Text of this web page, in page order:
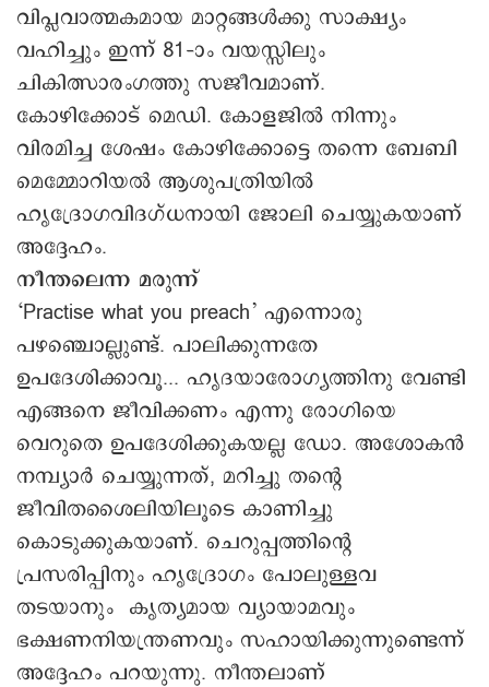
വിപ്ലവാത്മകമായ മാറ്റങ്ങൾക്കു സാക്ഷ്യം
വഹിച്ചും ഇന്ന് 81–ാം വയസ്സിലും
ചികിത്സാരംഗത്തു സജീവമാണ്.
കോഴിക്കോട് മെഡി. കോളജിൽ നിന്നും
വിരമിച്ച ശേഷം കോഴിക്കോട്ടെ തന്നെ ബേബി
മെമ്മോറിയൽ ആശുപത്രിയിൽ
ഹൃദ്രോഗവിദഗ്ധനായി ജോലി ചെയ്യുകയാണ്
അദ്ദേഹം.
നീന്തലെന്ന മരുന്ന്
‘Practise what you preach’ എന്നൊരു
പഴഞ്ചൊല്ലുണ്ട്. പാലിക്കുന്നതേ
ഉപദേശിക്കാവൂ... ഹൃദയാരോഗ്യത്തിനു വേണ്ടി
എങ്ങനെ ജീവിക്കണം എന്നു രോഗിയെ
വെറുതെ ഉപദേശിക്കുകയല്ല ഡോ. അശോകൻ
നമ്പ്യാർ ചെയ്യുന്നത്, മറിച്ചു തന്റെ
ജീവിതശൈലിയിലൂടെ കാണിച്ചു
കൊടുക്കുകയാണ്. ചെറുപ്പത്തിന്റെ
പ്രസരിപ്പിനും ഹൃദ്രോഗം പോലുള്ളവ
തടയാനും കൃത്യമായ വ്യായാമവും
ഭക്ഷണനിയന്ത്രണവും സഹായിക്കുന്നുണ്ടെന്ന്
അദ്ദേഹം പറയുന്നു. നീന്തലാണ്